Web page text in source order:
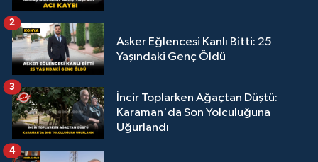
Asker Eğlencesi Kanlı Bitti: 25
Yaşındaki Genç Öldü
2
İncir Toplarken Ağaçtan Düştü:
Karaman'da Son Yolculuğuna
Uğurlandı
3
4